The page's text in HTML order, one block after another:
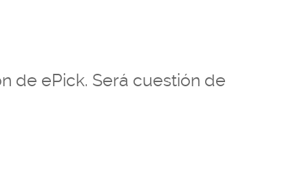
de ePick. Será cuestión de